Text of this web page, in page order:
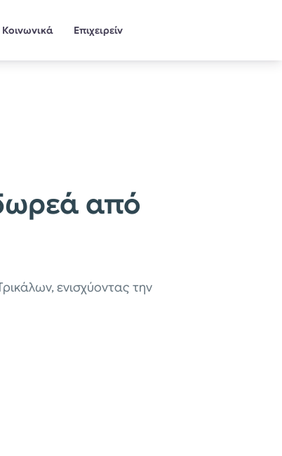
Κοινωνικά Επιχειρείν
από
ενισχύοντας την